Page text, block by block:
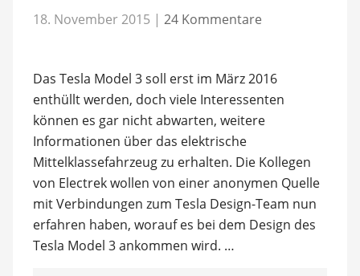
18. November 2015 | 24 Kommentare
Das Tesla Model 3 soll erst im März 2016
enthüllt werden, doch viele Interessenten
können es gar nicht abwarten, weitere
Informationen über das elektrische
Mittelklassefahrzeug zu erhalten. Die Kollegen
von Electrek wollen von einer anonymen Quelle
mit Verbindungen zum Tesla Design-Team nun
erfahren haben, worauf es bei dem Design des
Tesla Model 3 ankommen wird. …